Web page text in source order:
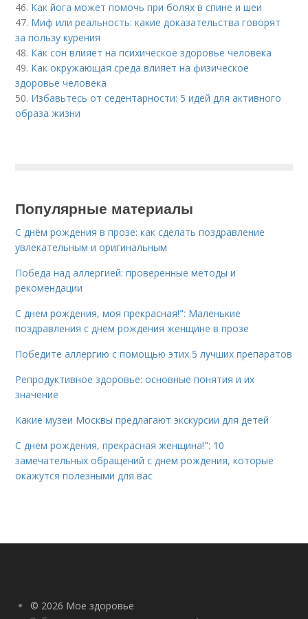
46. Как йога может помочь при болях в спине и шеи
47. Миф или реальность: какие доказательства говорят
за пользу курения
48. Как сон влияет на психическое здоровье человека
49. Как окружающая среда влияет на физическое
здоровье человека
50. Избавьтесь от седентарности: 5 идей для активного
образа жизни
Популярные материалы
С днём рождения в прозе: как сделать поздравление
увлекательным и оригинальным
Победа над аллергией: проверенные методы и
рекомендации
С днем рождения, моя прекрасная!": Маленькие
поздравления с днем рождения женщине в прозе
Победите аллергию с помощью этих 5 лучших препаратов
Репродуктивное здоровье: основные понятия и их
значение
Какие музеи Москвы предлагают экскурсии для детей
С днем рождения, прекрасная женщина!": 10
замечательных обращений с днем рождения, которые
окажутся полезными для вас
© 2026 Мое здоровье